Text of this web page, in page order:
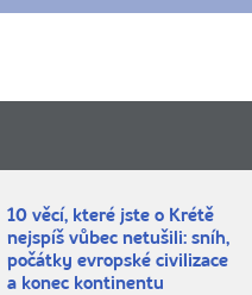
10 věcí, které jste o Krétě
nejspíš vůbec netušili: sníh,
počátky evropské civilizace
a konec kontinentu